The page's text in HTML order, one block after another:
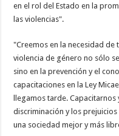
en el rol del Estado en la
las violencias".
"Creemos en la necesidad
violencia de género no sólo
sino en la prevención y el
capacitaciones en la Ley
llegamos tarde.
discriminación y los
una sociedad mejor y más